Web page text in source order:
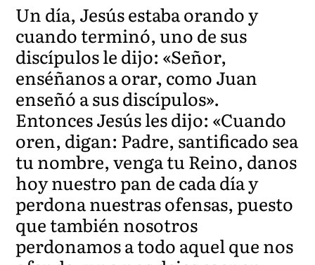
Un día, Jesús estaba orando y
cuando terminó, uno de sus
discípulos le dijo: «Señor,
enséñanos a orar, como Juan
enseñó a sus discípulos».
Entonces Jesús les dijo: «Cuando
oren, digan: Padre, santificado sea
tu nombre, venga tu Reino, danos
hoy nuestro pan de cada día y
perdona nuestras ofensas, puesto
que también nosotros
perdonamos a todo aquel que nos